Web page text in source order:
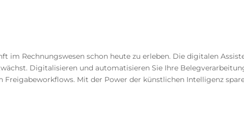
im Rechnungswesen schon heute zu erleben. Die digitalen
Digitalisieren und automatisieren Sie Ihre
Mit der Power der künstlichen Intelligenz